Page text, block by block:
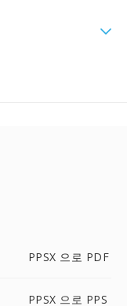
PPSX 으로 PDF
PPSX 으로 PPS